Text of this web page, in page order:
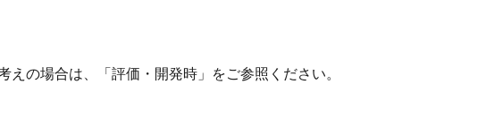
の場合は、「評価・開発時」をご参照ください。